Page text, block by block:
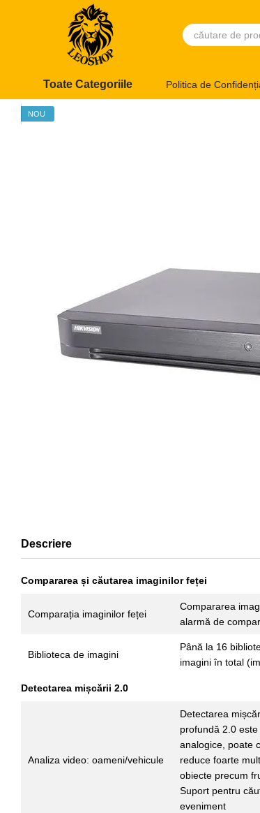
Mergi la conținutul principal
Toate Categoriile Politica de
NOU
Descriere
Compararea și căutarea imaginilor feței
Comparația imaginilor feței
Compararea
alarmă de
Biblioteca de imagini
Până la 16
imagini în total
Detectarea mișcării 2.0
Analiza video: oameni/vehicule
Detectarea
profundă 2.0
analogice, poate
reduce foarte
obiecte precum
Suport pentru
eveniment